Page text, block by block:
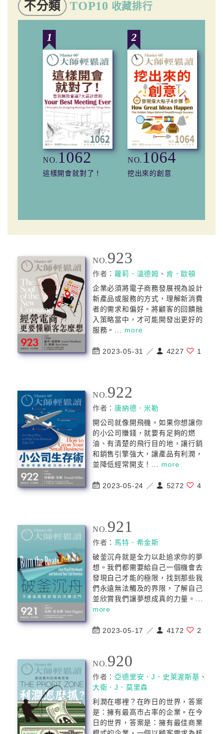
不分類 TOP10 收藏排行
1
NO.1062
這樣開會就對了！
2
NO.1064
挖出來的創意
NO.923
作者：蘿莉．溫德姆 、 肯．歐頓
企業必須將電子商務發展視為設計
新產品或服務的方式，理解新消費
者的需求和偏好。將顧客的回饋融
入策略當中，才可能開發出更好的
服務。... more
2023-05-31 ／ 4227 1
NO.922
作者： 唐納德．米勒
開公司就像開飛機。如果你想讓你
的小公司賺錢，就要有足夠的燃
油、有清楚的飛行目的地，讓行銷
和銷售引擎強大，讓產品有利潤，
並降低經常開支！... more
2023-05-24 ／ 5272 4
NO.921
作者： 馬特．希金斯
破釜沉舟就是全力以赴追求你的夢
想。我們都需要給自己一個機會去
發現自己才能的極限，找到那些我
們永遠無法觸及的界限，了解自己
並欣賞我們讓夢想成真的力量。...
more
2023-05-17 ／ 4172 2
NO.920
作者： 亞德里安．J．史萊渥斯基 、
大衛．J．莫里森
利潤在哪裡？在昨日的世界，答案
是：擁有最高市占率的企業。在今
日的世界，答案是：擁有最佳商業